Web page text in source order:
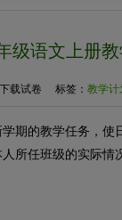
级语文上册
下载试卷 标签： 教学计
的教学任务，使
所任班级的实际